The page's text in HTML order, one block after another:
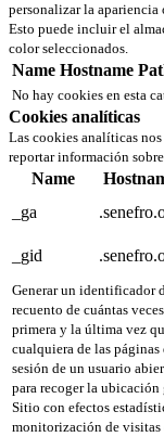
personalizar la
Esto puede incluir el
color seleccionados.
Name Hostname
No hay cookies en esta
Cookies analíticas
Las cookies analíticas
reportar información
Name
_ga
_gid
Generar un identificador
recuento de cuántas
primera y la última vez
cualquiera de las
sesión de un usuario
para recoger la
Sitio con efectos
monitorización de visitas